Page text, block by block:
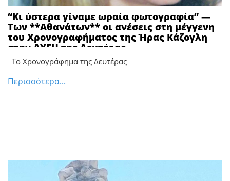
“Κι ύστερα γίναμε ωραία φωτογραφία” —
Των **Αθανάτων** οι ανέσεις στη μέγγενη
του Χρονογραφήματος της Ήρας Κάζογλη
στην ΑΥΓΗ της Δευτέρας
Το Χρονογράφημα της Δευτέρας
Περισσότερα...